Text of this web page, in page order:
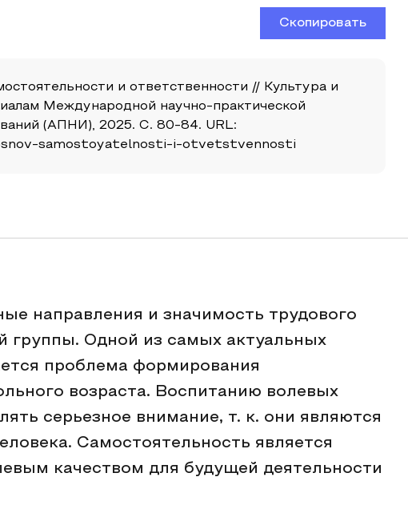
Скопировать
и ответственности // Культура и
Международной научно-практической
(АПНИ), 2025. С. 80-84. URL:
samostoyatelnosti-i-otvetstvennosti
направления и значимость трудового
группы. Одной из самых актуальных
проблема формирования
возраста. Воспитанию волевых
серьезное внимание, т. к. они являются
Самостоятельность является
качеством для будущей деятельности